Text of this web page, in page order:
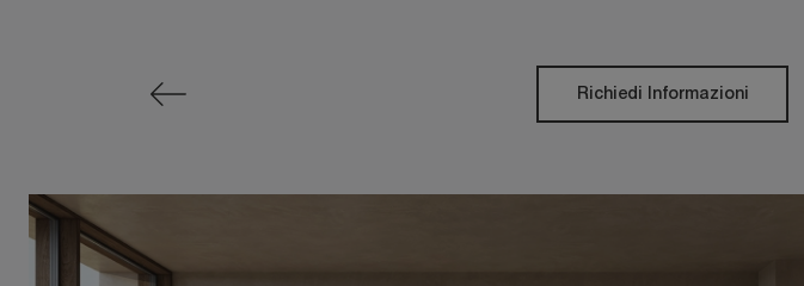
Richiedi Informazioni